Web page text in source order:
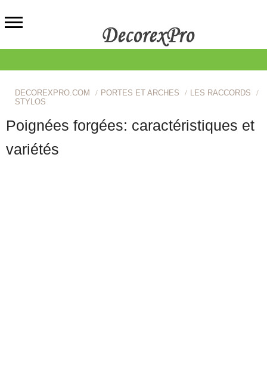
DECOREXPRO.COM PORTES ET ARCHES
LES RACCORDS
STYLOS
Poignées forgées: caractéristiques et
variétés